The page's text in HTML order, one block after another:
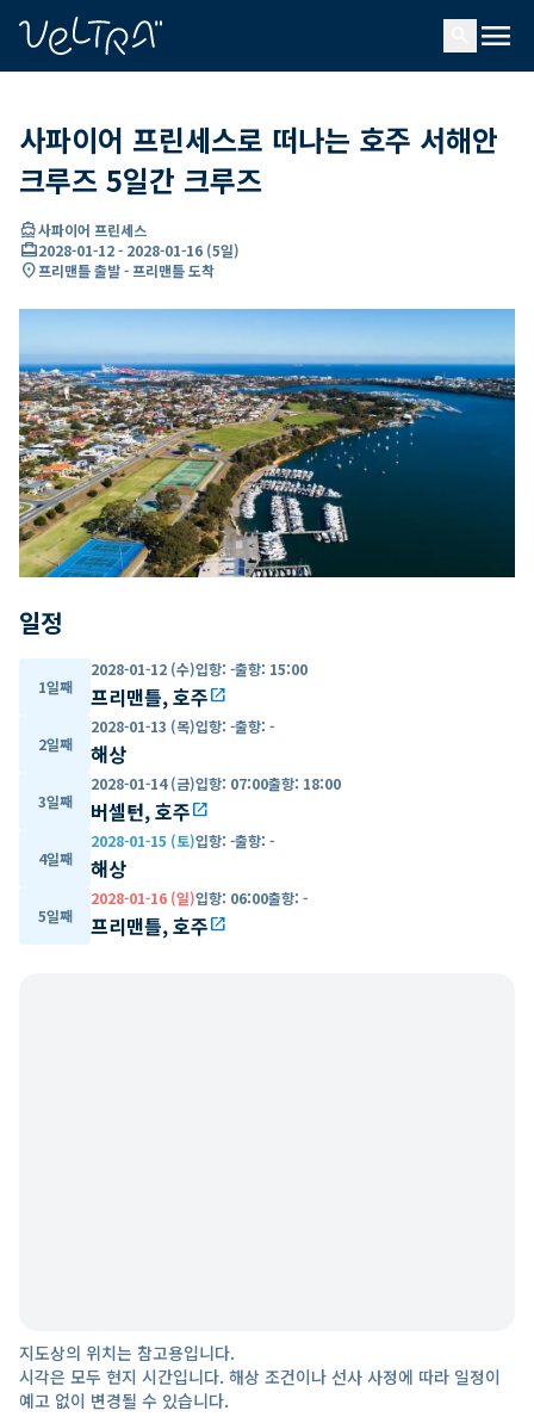
menu
사파이어 프린세스로 떠나는 호주 서해안
크루즈 5일간 크루즈
directions_boat사파이어 프린세스
card_travel2028-01-12- 2028-01-16 (5일)
location_on프리맨틀 출발 - 프리맨틀 도착
일정
1일째
2028-01-12 (수)입항: -출항: 15:00
프리맨틀, 호주open_in_new
2일째
2028-01-13 (목)입항: -출항: -
해상
3일째
2028-01-14 (금)입항: 07:00출항: 18:00
버셀턴, 호주open_in_new
4일째
2028-01-15 (토)입항: -출항: -
해상
5일째
2028-01-16 (일)입항: 06:00출항: -
프리맨틀, 호주open_in_new
지도상의 위치는 참고용입니다.
시각은 모두 현지 시간입니다. 해상 조건이나 선사 사정에 따라 일정이
예고 없이 변경될 수 있습니다.